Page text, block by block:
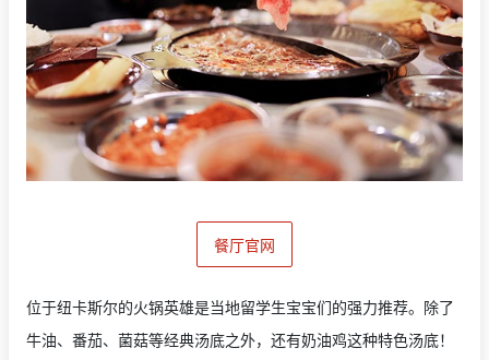
餐厅官网
位于纽卡斯尔的火锅英雄是当地留学生宝宝们的强力推荐。除了
牛油、番茄、菌菇等经典汤底之外，还有奶油鸡这种特色汤底！